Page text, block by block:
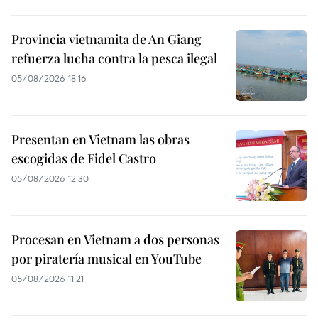
Provincia vietnamita de An Giang
refuerza lucha contra la pesca ilegal
05/08/2026 18:16
Presentan en Vietnam las obras
escogidas de Fidel Castro
05/08/2026 12:30
Procesan en Vietnam a dos personas
por piratería musical en YouTube
05/08/2026 11:21